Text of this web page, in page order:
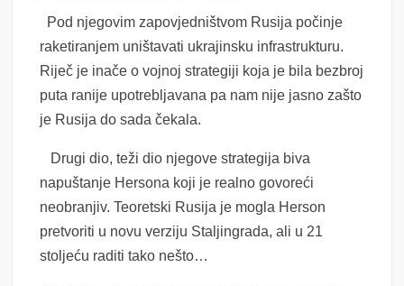
Pod njegovim zapovjedništvom Rusija počinje
raketiranjem uništavati ukrajinsku infrastrukturu.
Riječ je inače o vojnoj strategiji koja je bila bezbroj
puta ranije upotrebljavana pa nam nije jasno zašto
je Rusija do sada čekala.
Drugi dio, teži dio njegove strategija biva
napuštanje Hersona koji je realno govoreći
neobranjiv. Teoretski Rusija je mogla Herson
pretvoriti u novu verziju Staljingrada, ali u 21
stoljeću raditi tako nešto…